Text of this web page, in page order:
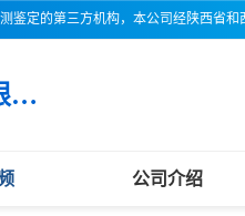
三亚市吉奥普建设工程质量检测有限公司陕西分公司
公司介绍